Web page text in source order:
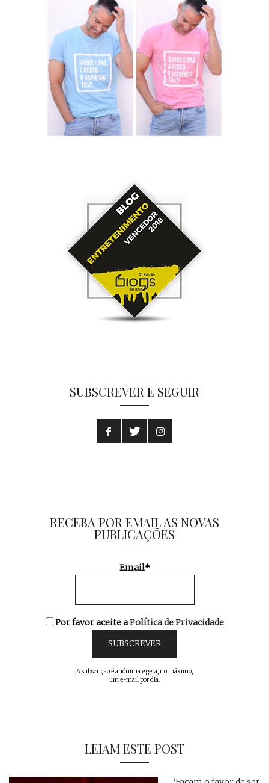
SUBSCREVER E SEGUIR
RECEBA POR EMAIL AS NOVAS
PUBLICAÇÕES
Email*
Por favor aceite aPolítica de Privacidade
A subscrição é anónima e gera, no máximo,
um e-mail por dia.
LEIAM ESTE POST